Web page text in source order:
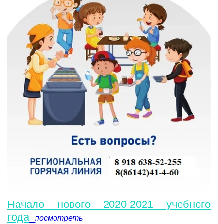
Начало нового 2020-2021 учебного
года_ посмотреть